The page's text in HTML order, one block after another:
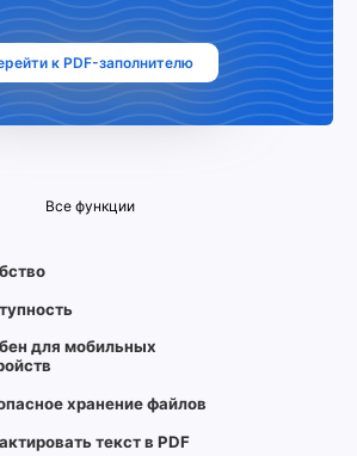
к PDF-заполнителю
Все функции
для мобильных
хранение файлов
текст в PDF